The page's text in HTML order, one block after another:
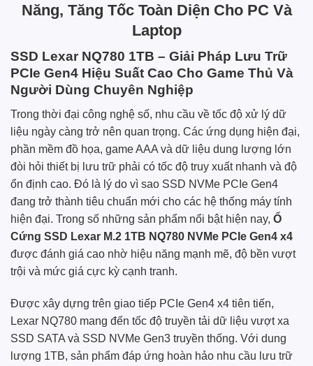
Năng, Tăng Tốc Toàn Diện Cho PC Và
Laptop
SSD Lexar NQ780 1TB – Giải Pháp Lưu Trữ
PCIe Gen4 Hiệu Suất Cao Cho Game Thủ Và
Người Dùng Chuyên Nghiệp
Trong thời đại công nghệ số, nhu cầu về tốc độ xử lý dữ
liệu ngày càng trở nên quan trọng. Các ứng dụng hiện đại,
phần mềm đồ họa, game AAA và dữ liệu dung lượng lớn
đòi hỏi thiết bị lưu trữ phải có tốc độ truy xuất nhanh và độ
ổn định cao. Đó là lý do vì sao SSD NVMe PCIe Gen4
đang trở thành tiêu chuẩn mới cho các hệ thống máy tính
hiện đại. Trong số những sản phẩm nổi bật hiện nay, Ổ
Cứng SSD Lexar M.2 1TB NQ780 NVMe PCIe Gen4 x4
được đánh giá cao nhờ hiệu năng mạnh mẽ, độ bền vượt
trội và mức giá cực kỳ cạnh tranh.
Được xây dựng trên giao tiếp PCIe Gen4 x4 tiên tiến,
Lexar NQ780 mang đến tốc độ truyền tải dữ liệu vượt xa
SSD SATA và SSD NVMe Gen3 truyền thống. Với dung
lượng 1TB, sản phẩm đáp ứng hoàn hảo nhu cầu lưu trữ